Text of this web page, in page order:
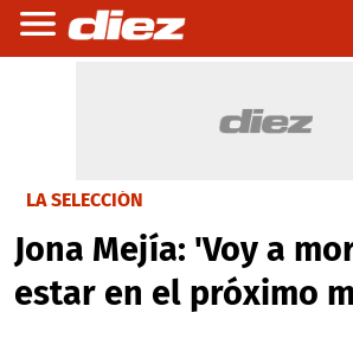
LA SELECCIÓN
Jona Mejía: 'Voy a
estar en el próximo